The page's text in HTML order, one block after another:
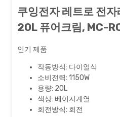
쿠잉전자 레트로 전
20L 퓨어크림, MC-
인기 제품
작동방식: 다이얼식
소비전력: 1150W
용량: 20L
색상: 베이지계열
회전방식: 회전